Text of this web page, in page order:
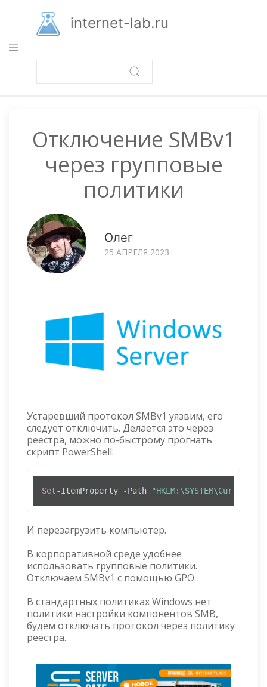
основному
содержанию
internet-lab.ru
Отключение SMBv1
через групповые
политики
Олег
25 АПРЕЛЯ 2023
Устаревший протокол SMBv1 уязвим, его
следует отключить. Делается это через
реестра, можно по-быстрому прогнать
скрипт PowerShell:
Set-ItemProperty -Path
И перезагрузить компьютер.
В корпоративной среде удобнее
использовать групповые политики.
Отключаем SMBv1 с помощью GPO.
В стандартных политиках Windows нет
политики настройки компонентов SMB,
будем отключать протокол через политику
реестра.